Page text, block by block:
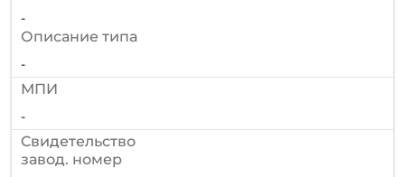
-
Описание типа
-
МПИ
-
Cвидетельство
завод. номер